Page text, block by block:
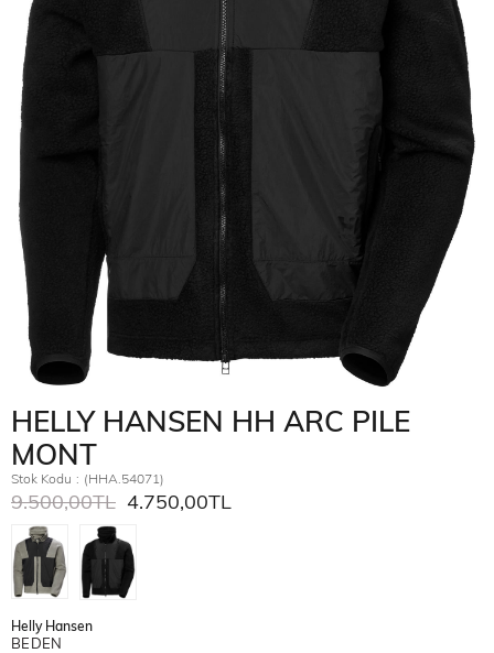
HELLY HANSEN HH ARC PILE
MONT
Stok Kodu (HHA.54071)
9.500,00TL 4.750,00TL
Helly Hansen
BEDEN